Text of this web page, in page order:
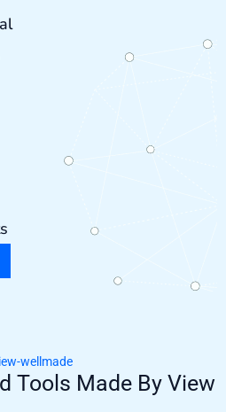
wellmade
Tools Made By View